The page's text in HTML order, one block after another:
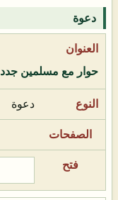
دعوة
حوار مع مسلمين جدد
دعوة